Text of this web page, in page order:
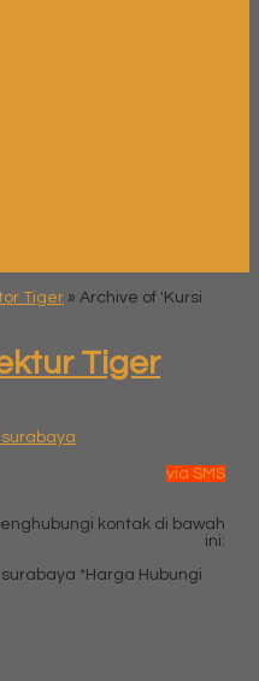
Tiger » Archive of 'Kursi
Tiger
via SMS
kontak di bawah
ini:
*Harga Hubungi